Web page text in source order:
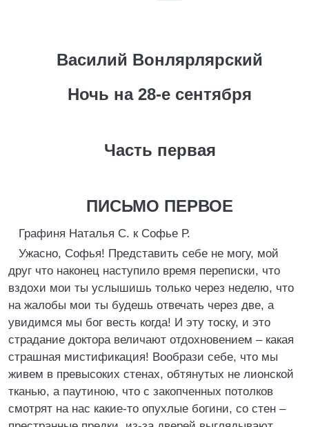
Василий Вонлярлярский
Ночь на 28-е сентября
Часть первая
ПИСЬМО ПЕРВОЕ
Графиня Наталья С. к Софье Р.
Ужасно, Софья! Представить себе не могу, мой
друг что наконец наступило время переписки, что
вздохи мои ты услышишь только через неделю, что
на жалобы мои ты будешь отвечать через две, а
увидимся мы бог весть когда! И эту тоску, и это
страдание доктора величают отдохновением – какая
страшная мистификация! Вообрази себе, что мы
живем в превысоких стенах, обтянутых не лионской
тканью, а паутиною, что с закопченных потолков
смотрят на нас какие-то опухлые богини, со стен –